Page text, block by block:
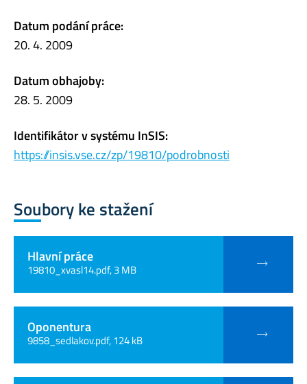
Datum podání práce:
20. 4. 2009
Datum obhajoby:
28. 5. 2009
Identifikátor v systému InSIS:
https://insis.vse.cz/zp/19810/podrobnosti
Soubory ke stažení
Hlavní práce
19810_xvasl14.pdf, 3 MB
Oponentura
9858_sedlakov.pdf, 124 kB